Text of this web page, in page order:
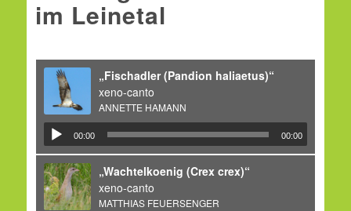
im Leinetal
„Fischadler (Pandion haliaetus)“
xeno-canto
ANNETTE HAMANN
00:00 00:00
„Wachtelkoenig (Crex crex)“
xeno-canto
MATTHIAS FEUERSENGER